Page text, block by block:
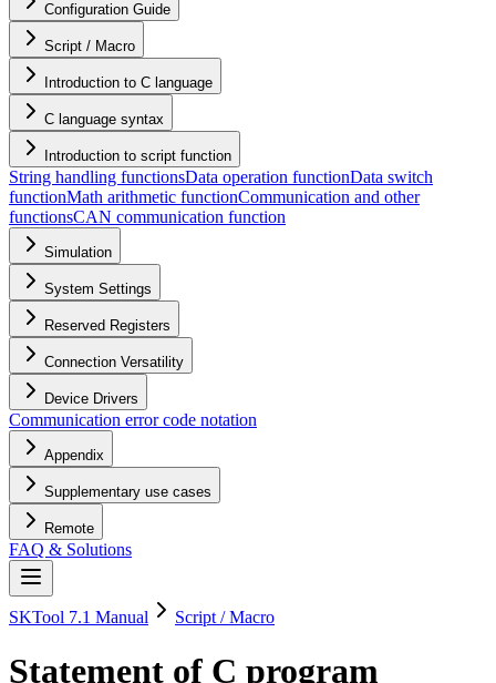
Configuration Guide
Script / Macro
Introduction to C language
C language syntax
Introduction to script function
String handling functionsData operation functionData switch
functionMath arithmetic functionCommunication and other
functionsCAN communication function
Simulation
System Settings
Reserved Registers
Connection Versatility
Device Drivers
Communication error code notation
Appendix
Supplementary use cases
Remote
FAQ & Solutions
SKTool 7.1 Manual Script / Macro
Statement of C program